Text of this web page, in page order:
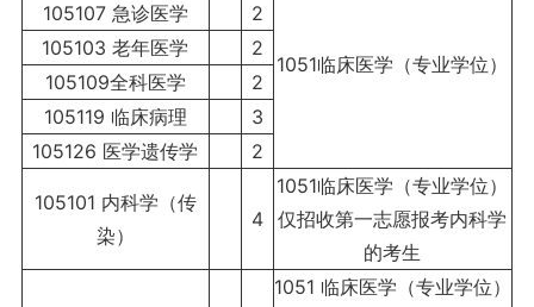
1051临床医学（专业学位）
105107 急诊医学
2
105103 老年医学
2
105109全科医学
2
105119 临床病理
3
105126 医学遗传学
2
105101 内科学（传
染）
4
1051临床医学（专业学位）
仅招收第一志愿报考内科学
的考生
1051 临床医学（专业学位）